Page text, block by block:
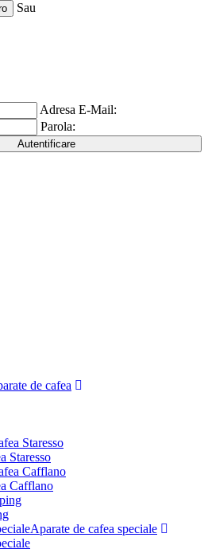
Sau
Adresa E-Mail:
Parola:
Autentificare
de cafea
Staresso
Cafflano
Aparate de cafea speciale